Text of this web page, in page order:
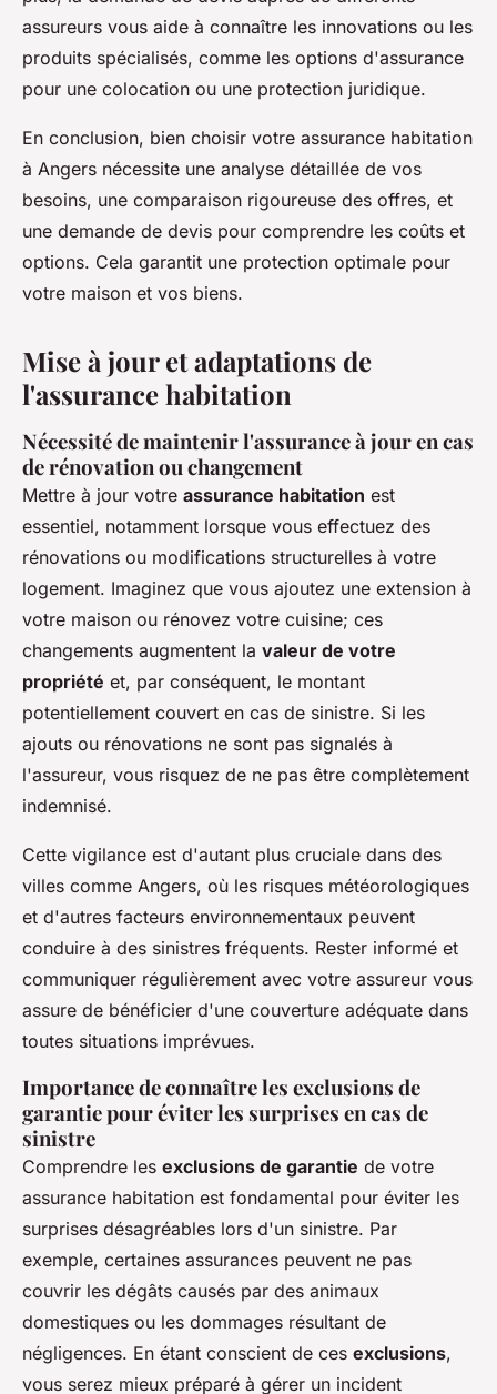
assureurs vous aide à connaître les innovations ou les
produits spécialisés, comme les options d'assurance
pour une colocation ou une protection juridique.
En conclusion, bien choisir votre assurance habitation
à Angers nécessite une analyse détaillée de vos
besoins, une comparaison rigoureuse des offres, et
une demande de devis pour comprendre les coûts et
options. Cela garantit une protection optimale pour
votre maison et vos biens.
Mise à jour et adaptations de
l'assurance habitation
Nécessité de maintenir l'assurance à jour en cas
de rénovation ou changement
Mettre à jour votre assurance habitation est
essentiel, notamment lorsque vous effectuez des
rénovations ou modifications structurelles à votre
logement. Imaginez que vous ajoutez une extension à
votre maison ou rénovez votre cuisine; ces
changements augmentent la valeur de votre
propriété et, par conséquent, le montant
potentiellement couvert en cas de sinistre. Si les
ajouts ou rénovations ne sont pas signalés à
l'assureur, vous risquez de ne pas être complètement
indemnisé.
Cette vigilance est d'autant plus cruciale dans des
villes comme Angers, où les risques météorologiques
et d'autres facteurs environnementaux peuvent
conduire à des sinistres fréquents. Rester informé et
communiquer régulièrement avec votre assureur vous
assure de bénéficier d'une couverture adéquate dans
toutes situations imprévues.
Importance de connaître les exclusions de
garantie pour éviter les surprises en cas de
sinistre
Comprendre les exclusions de garantie de votre
assurance habitation est fondamental pour éviter les
surprises désagréables lors d'un sinistre. Par
exemple, certaines assurances peuvent ne pas
couvrir les dégâts causés par des animaux
domestiques ou les dommages résultant de
négligences. En étant conscient de ces exclusions,
vous serez mieux préparé à gérer un incident